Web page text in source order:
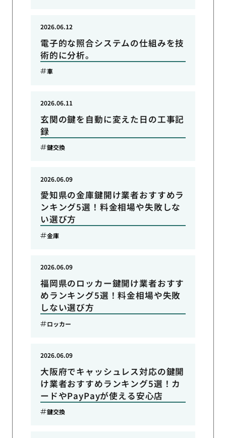
電子的な照合システムの仕組みを技
術的に分析。
2026.06.12
車
玄関の鍵を自動に変えた日の工事記
録
2026.06.11
鍵交換
愛知県の金庫鍵開け業者おすすめラ
ンキング5選！料金相場や失敗しな
い選び方
2026.06.09
金庫
福岡県のロッカー鍵開け業者おすす
めランキング5選！料金相場や失敗
しない選び方
2026.06.09
ロッカー
大阪府でキャッシュレス対応の鍵開
け業者おすすめランキング5選！カ
ードやPayPayが使える安心店
2026.06.09
鍵交換